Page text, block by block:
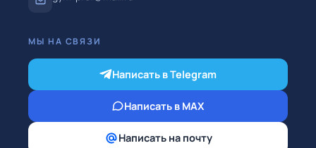
МЫ НА СВЯЗИ
Написать в Telegram
Написать в MAX
Написать на почту